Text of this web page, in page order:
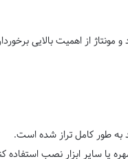
از اهمیت بالایی
طور کامل تراز شده است.
یا سایر ابزار نصب استفاده